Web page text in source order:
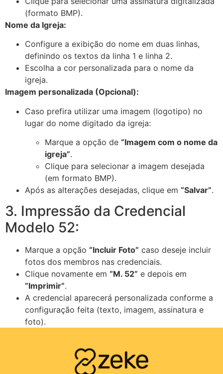
(formato BMP).
Nome da Igreja:
Configure a exibição do nome em duas linhas,
definindo os textos da linha 1 e linha 2.
Escolha a cor personalizada para o nome da
igreja.
Imagem personalizada (Opcional):
Caso prefira utilizar uma imagem (logotipo) no
lugar do nome digitado da igreja:
Marque a opção de “Imagem com o nome da
igreja”.
Clique para selecionar a imagem desejada
(em formato BMP).
Após as alterações desejadas, clique em “Salvar”.
3. Impressão da Credencial
Modelo 52:
Marque a opção “Incluir Foto” caso deseje incluir
fotos dos membros nas credenciais.
Clique novamente em “M. 52” e depois em
“Imprimir”.
A credencial aparecerá personalizada conforme a
configuração feita (texto, imagem, assinatura e
foto).